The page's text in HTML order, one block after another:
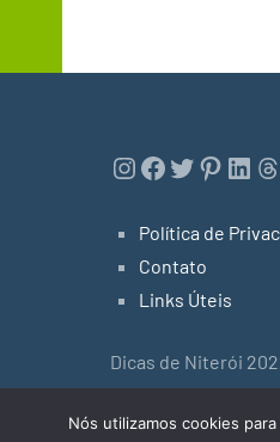
Instagram
Facebook
Twitter
Política de
Contato
Links Úteis
Dicas de Niterói
Tema do
Nós utilizamos cookies